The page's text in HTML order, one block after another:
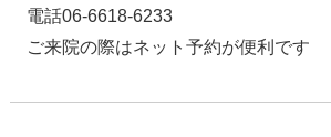
電話06-6618-6233
ご来院の際はネット予約が便利です